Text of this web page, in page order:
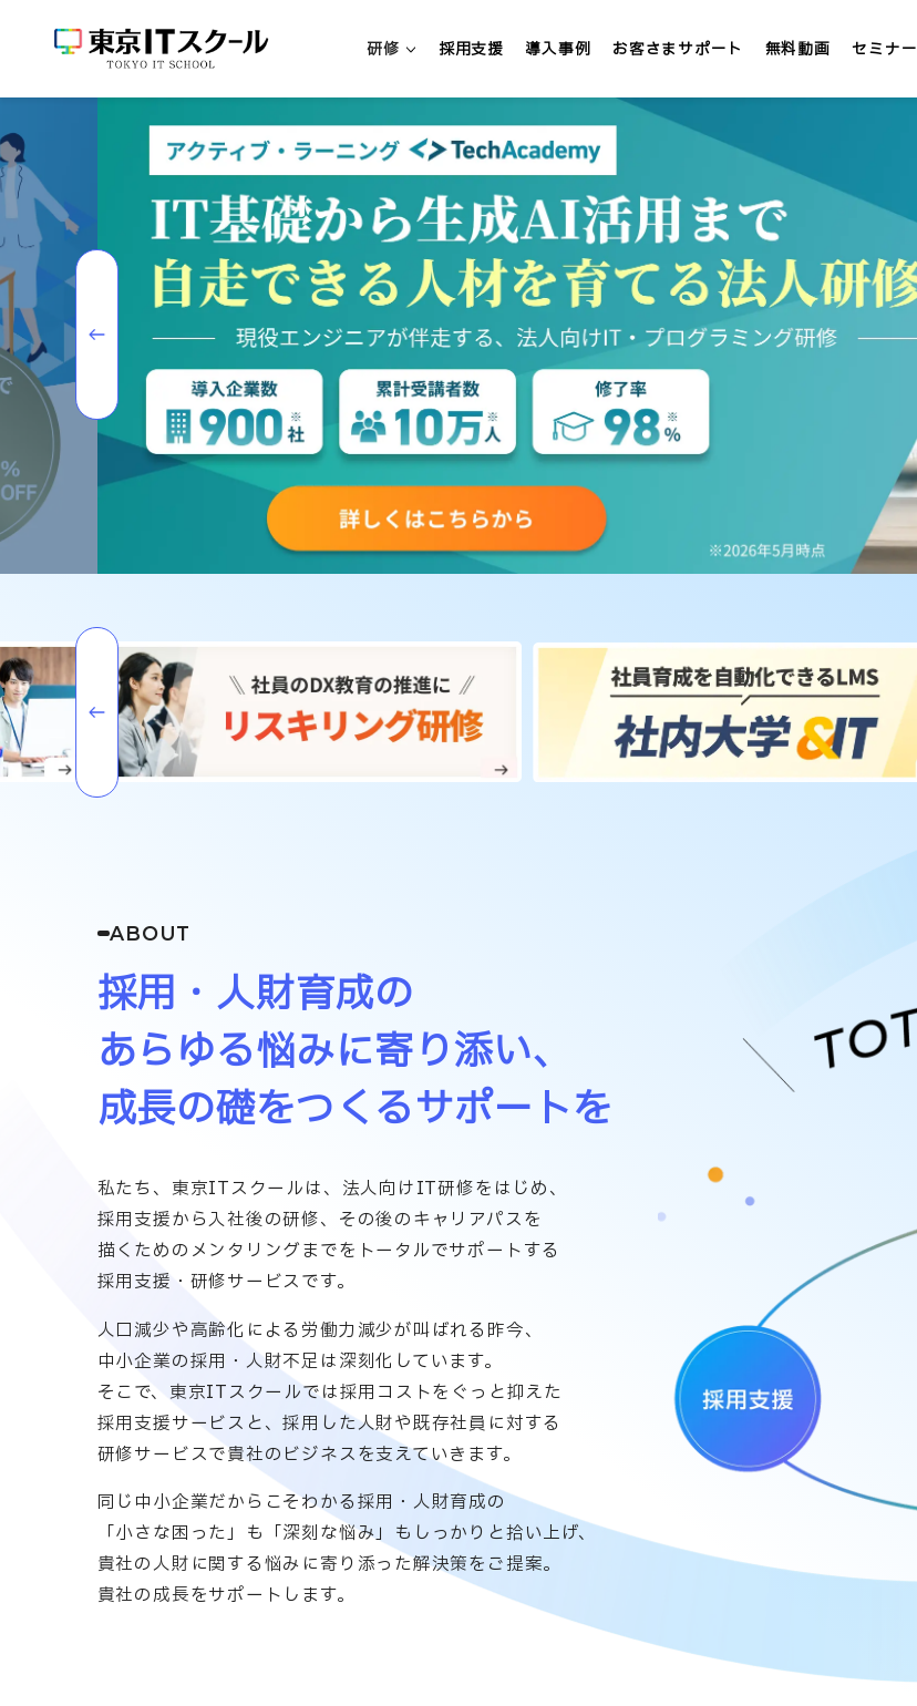
研修
新人エンジニア研修
新入社員向けエンジニア研修
中途社員向けエンジニア研修
超実践型エンジニア研修「リアプロ」
研修・パッケージを探す
研修一覧
リスキリング研修
部課長育成塾
LMS/eラーニング
テックアカデミー
社内大学 &IT
インターンシップLMS &IT
カスタマイズ研修
1社専用「オンサイト研修」
講師派遣サービス
採用支援 導入事例 お客さまサポート 無料動画 セミナー
ABOUT
採用・人財育成の
あらゆる悩みに寄り添い、
成長の礎をつくるサポートを
私たち、東京ITスクールは、法人向けIT研修をはじめ、
採用支援から入社後の研修、その後のキャリアパスを
描くためのメンタリングまでをトータルでサポートする
採用支援・研修サービスです。
人口減少や高齢化による労働力減少が叫ばれる昨今、
中小企業の採用・人財不足は深刻化しています。
そこで、東京ITスクールでは採用コストをぐっと抑えた
採用支援サービスと、採用した人財や既存社員に対する
研修サービスで貴社のビジネスを支えていきます。
同じ中小企業だからこそわかる採用・人財育成の
「小さな困った」も「深刻な悩み」もしっかりと拾い上げ、
貴社の人財に関する悩みに寄り添った解決策をご提案。
貴社の成長をサポートします。